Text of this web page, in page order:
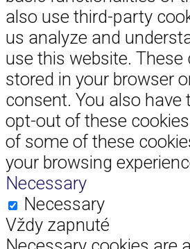
also use third-party
us analyze and
use this website. These
stored in your browser
consent. You also have
opt-out of these
of some of these
your browsing
Necessary
Necessary
Vždy zapnuté